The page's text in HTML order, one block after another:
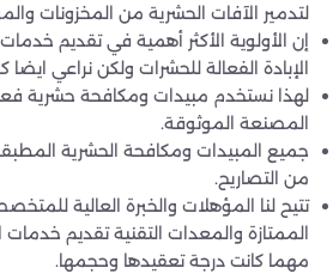
لتدمير الآفات الحشرية من المخزونات
إن الأولوية الأكثر أهمية في تقديم
الإبادة الفعالة للحشرات ولكن نراعي ايضا
لهذا نستخدم مبيدات ومكافحة حشرية
المصنعة الموثوقة.
جميع المبيدات ومكافحة الحشرية
من التصاريح.
تتيح لنا المؤهلات والخبرة العالية
الممتازة والمعدات التقنية تقديم
مهما كانت درجة تعقيدها وحجمها.